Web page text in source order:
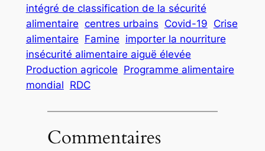
intégré de classification de la sécurité
alimentaire centres urbains Covid-19 Crise
alimentaire Famine importer la nourriture
insécurité alimentaire aiguë élevée
Production agricole Programme alimentaire
mondial RDC
Commentaires